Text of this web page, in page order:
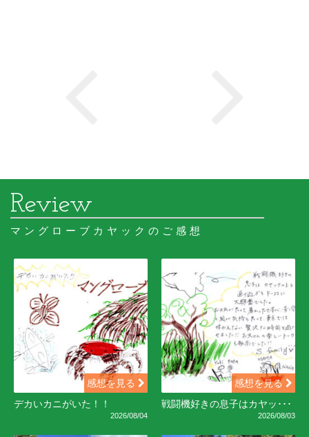
マングローブカヤックのご感想
感想を見る
デカいカニがいた！！
2026/08/04
感想を見る
戦闘機好きの息子はカヤッ･･･
2026/08/03